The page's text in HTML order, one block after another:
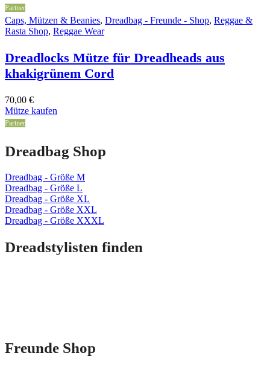
Partner
Caps, Mützen & Beanies, Dreadbag - Freunde - Shop, Reggae &
Rasta Shop, Reggae Wear
Dreadlocks Mütze für Dreadheads aus
khakigrünem Cord
70,00 €
Mütze kaufen
Partner
Dreadbag Shop
Dreadbag - Größe M
Dreadbag - Größe L
Dreadbag - Größe XL
Dreadbag - Größe XXL
Dreadbag - Größe XXXL
Dreadstylisten finden
Freunde Shop